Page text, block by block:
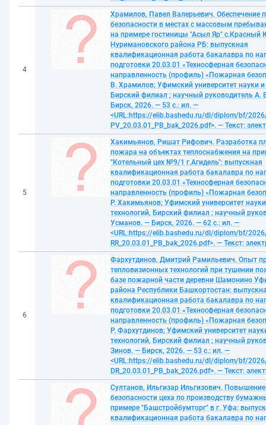
4
Храмилов, Павел Валерьевич. Обеспечение
безопасности в местах с массовым
на примере гостиницы "Асыл Яр" с.Красный
Нуримановского района РБ: выпускная
квалификационная работа бакалавра по
подготовки 20.03.01 «Техносферная
направленность (профиль) «Пожарная
В. Храмилов; Уфимский университет науки и
Бирский филиал ; научный руководитель
Бирск, 2026. — 53 с.: ил. —
<URL:https://elib.bashedu.ru/dl/diplom/bf/
PV_20.03.01_PB_bak_2026.pdf>. — Текст:
5
Хакимьянов, Ришат Рифович. Разработка
пожара на объектах теплоснабжения на
"Котельный цех №9/1 г.Агидель": выпускная
квалификационная работа бакалавра по
подготовки 20.03.01 «Техносферная
направленность (профиль) «Пожарная
Р. Хакимьянов; Уфимский университет
технологий, Бирский филиал ; научный
Усманов. — Бирск, 2026. — 62 с.: ил. —
<URL:https://elib.bashedu.ru/dl/diplom/bf/
RR_20.03.01_РB_bak_2026.pdf>. — Текст:
6
Фархутдинов, Дмитрий Рамильевич. Опыт
тепловизионных технологий при тушении
базе пожарной части деревни Шамонино
района Республики Башкортостан:
квалификационная работа бакалавра по
подготовки 20.03.01 «Техносферная
направленность (профиль) «Пожарная
Р. Фархутдинов; Уфимский университет
технологий, Бирский филиал ; научный
Зинов. — Бирск, 2026. — 53 с.: ил. —
<URL:https://elib.bashedu.ru/dl/diplom/bf/
DR_20.03.01_РB_bak_2026.pdf>. — Текст:
Султанов, Ильгизар Ильгизович.
безопасности цеха по производству
примере "Башстройбумторг" в г. Уфа:
квалификационная работа бакалавра по